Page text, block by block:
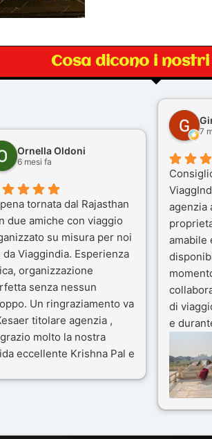
Cosa dicono i
Ornella Oldoni
6 mesi fa
tornata dal Rajasthan
due amiche con viaggio
su misura per noi
da Viaggindia. Esperienza
organizzazione
senza nessun
Un ringraziamento va
titolare agenzia ,
molto la nostra
eccellente Krishna Pal e
questa agenzia
7
agenzia
amabile
di
e
Siamo
India a
amici e
del